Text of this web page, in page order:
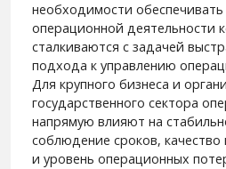
необходимости обеспечивать
операционной деятельности
сталкиваются с задачей
подхода к управлению
Для крупного бизнеса и
государственного сектора
напрямую влияют на
соблюдение сроков,
и уровень операционных